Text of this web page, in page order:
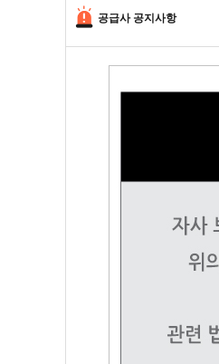
공급사 공지사항